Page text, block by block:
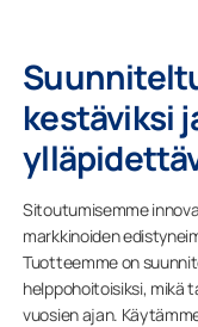
kestäviksi
Sitoutumisemme
markkinoiden
Tuotteemme on
helppohoitoisiksi, mikä
vuosien ajan.